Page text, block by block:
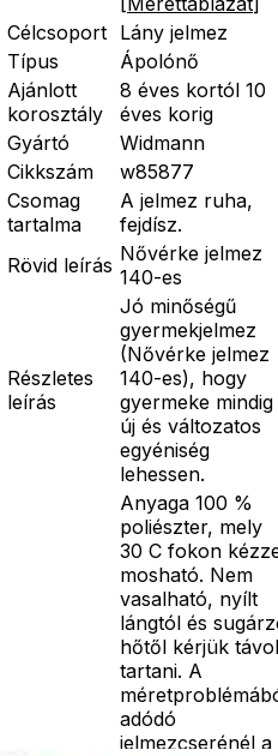
Célcsoport Lány jelmez
Típus
Ápolónő
Ajánlott
korosztály
8 éves kortól 10
éves korig
Gyártó
Widmann
Cikkszám
w85877
Csomag
tartalma
A jelmez ruha,
fejdísz.
Rövid leírás Nővérke jelmez
140-es
Részletes
leírás
Jó minőségű
gyermekjelmez
(Nővérke jelmez
140-es), hogy
gyermeke mindig
új és változatos
egyéniség
lehessen.
Anyaga 100 %
poliészter, mely
30 C fokon
mosható. Nem
vasalható, nyílt
lángtól és
hőtől kérjük távol
tartani. A
adódó
jelmezcserénél a